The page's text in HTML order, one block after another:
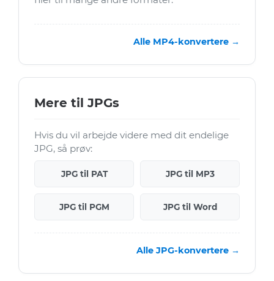
Alle MP4-konvertere →
Mere til JPGs
Hvis du vil arbejde videre med dit endelige
JPG, så prøv:
JPG til PAT JPG til MP3
JPG til PGM JPG til Word
Alle JPG-konvertere →